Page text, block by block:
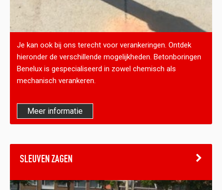
Je kan ook bij ons terecht voor verankeringen. Ontdek
hieronder de verschillende mogelijkheden. Betonboringen
Benelux is gespecialiseerd in zowel chemisch als
mechanisch verankeren.
Meer informatie
SLEUVEN ZAGEN